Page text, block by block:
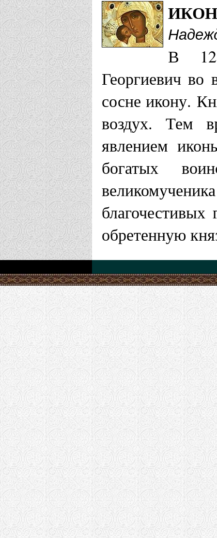
Храм
Хомутово
Храм в
Матери
Городецкая
Городец
Храм
Храм
Горячий
Иваново-
Храм
Храм
Иваново
Храм
Иваново
Калужская
Храм в
В
Георгиевич
сосне икону.
воздух. Тем
явлением
богатых
обретенную